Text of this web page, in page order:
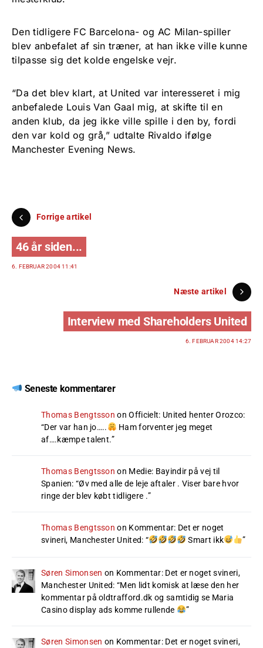
Den tidligere FC Barcelona- og AC Milan-spiller
blev anbefalet af sin træner, at han ikke ville kunne
tilpasse sig det kolde engelske vejr.
“Da det blev klart, at United var interesseret i mig
anbefalede Louis Van Gaal mig, at skifte til en
anden klub, da jeg ikke ville spille i den by, fordi
den var kold og grå,” udtalte Rivaldo ifølge
Manchester Evening News.
Forrige artikel
46 år siden...
6. FEBRUAR 2004 11:41
Næste artikel
Interview med Shareholders United
6. FEBRUAR 2004 14:27
Seneste kommentarer
Thomas Bengtsson onOfficielt: United henter Orozco:
“Der var han jo…..
Ham forventer jeg meget
af….kæmpe talent.”
Thomas Bengtsson on Medie: Bayindir på vej til
Spanien: “Øv med alle de leje aftaler . Viser bare hvor
ringe der blev købt tidligere .”
Thomas Bengtsson on Kommentar: Det er noget
svineri, Manchester United: “ Smart ikk ”
Søren Simonsen on Kommentar: Det er noget svineri,
Manchester United: “Men lidt komisk at læse den her
kommentar på oldtrafford.dk og samtidig se Maria
Casino display ads komme rullende
”
Søren Simonsen on Kommentar: Det er noget svineri,